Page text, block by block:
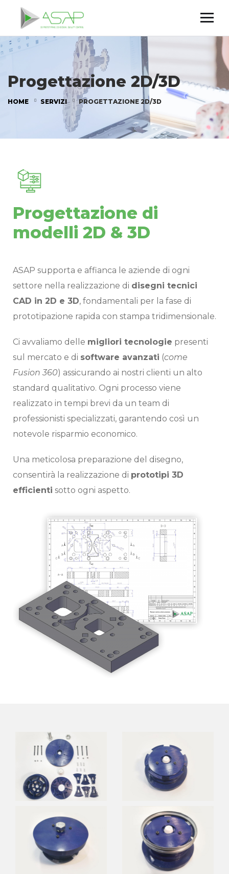
Progettazione 2D/3D
HOME SERVIZI PROGETTAZIONE 2D/3D
Progettazione di
modelli 2D & 3D
ASAP supporta e affianca le aziende di ogni
settore nella realizzazione di disegni tecnici
CAD in 2D e 3D, fondamentali per la fase di
prototipazione rapida con stampa tridimensionale.
Ci avvaliamo delle migliori tecnologie presenti
sul mercato e di software avanzati (come
Fusion 360) assicurando ai nostri clienti un alto
standard qualitativo. Ogni processo viene
realizzato in tempi brevi da un team di
professionisti specializzati, garantendo così un
notevole risparmio economico.
Una meticolosa preparazione del disegno,
consentirà la realizzazione di prototipi 3D
efficienti sotto ogni aspetto.